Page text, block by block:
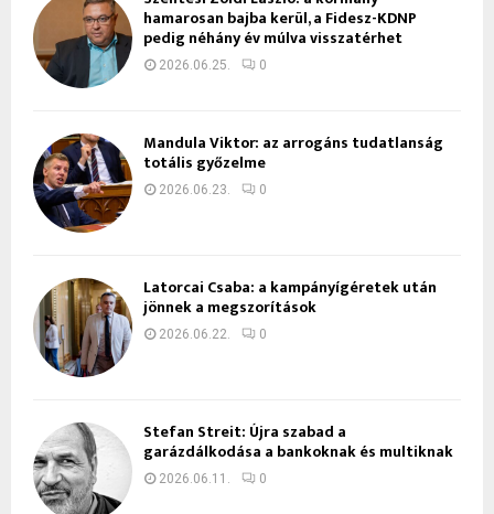
hamarosan bajba kerül, a Fidesz-KDNP
pedig néhány év múlva visszatérhet
2026.06.25. 0
Mandula Viktor: az arrogáns tudatlanság
totális győzelme
2026.06.23. 0
Latorcai Csaba: a kampányígéretek után
jönnek a megszorítások
2026.06.22. 0
Stefan Streit: Újra szabad a
garázdálkodása a bankoknak és multiknak
2026.06.11. 0